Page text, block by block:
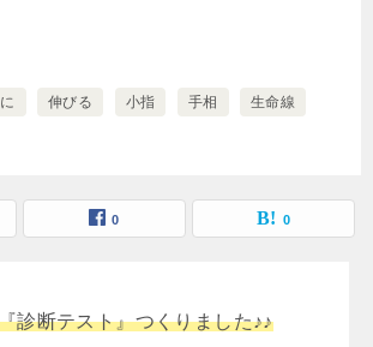
に 伸びる 小指 手相 生命線
0 0
診断テスト』つくりました♪♪